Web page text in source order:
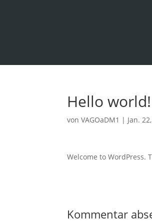
Hello world!
vonVAGOaDM1 | Jan.
Welcome to
Kommentar